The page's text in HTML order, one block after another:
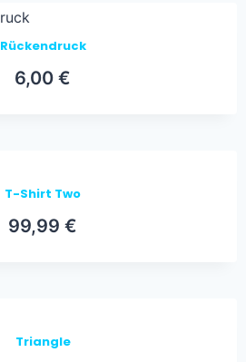
Rückendruck
6,00 €
T-Shirt Two
99,99 €
Triangle